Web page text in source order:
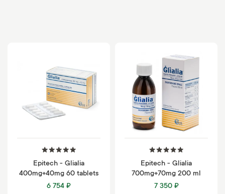
Epitech - Glialia
400mg+40mg 60 tablets
6 754 ₽
Epitech - Glialia
700mg+70mg 200 ml
7 350 ₽